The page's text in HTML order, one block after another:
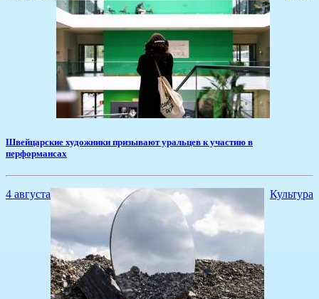
Швейцарские художники призывают уральцев к участию в
перформансах
4 августа Культура